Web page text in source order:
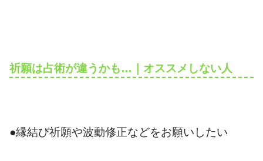
祈願は占術が違うかも…｜オススメしない人
●縁結び祈願や波動修正などをお願いしたい